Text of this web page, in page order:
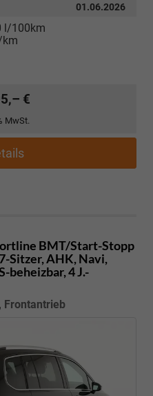
01.06.2026
l/100km
km
€
MwSt.
drucken
BMT/Start-Stopp
Sitzer, AHK, Navi,
beheizbar, 4 J.-
Frontantrieb